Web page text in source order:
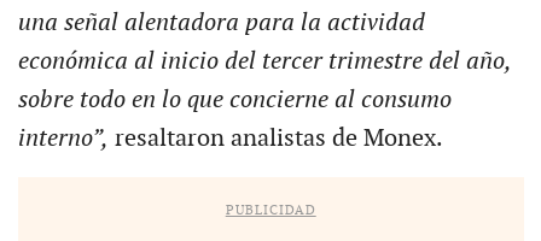
una señal alentadora para la actividad
económica al inicio del tercer trimestre del año,
sobre todo en lo que concierne al consumo
interno”, resaltaron analistas de Monex.
PUBLICIDAD